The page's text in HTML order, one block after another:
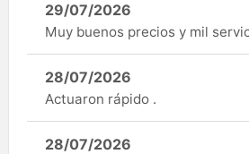
29/07/2026
Muy buenos precios y mil
28/07/2026
Actuaron rápido .
28/07/2026